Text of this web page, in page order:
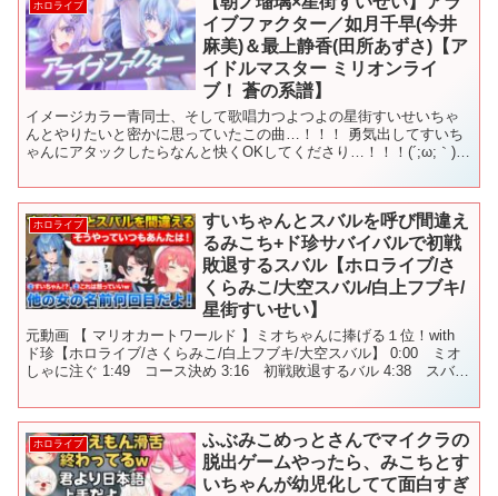
ホロライブ
イブファクター／如月千早(今井
麻美)＆最上静香(田所あずさ)【ア
イドルマスター ミリオンライ
ブ！ 蒼の系譜】
イメージカラー青同士、そして歌唱力つよつよの星街すいせいちゃ
んとやりたいと密かに思っていたこの曲…！！！ 勇気出してすいち
ゃんにアタックしたらなんと快くOKしてくださり…！！！(´;ω;｀)
ホロライブ
すいちゃんとスバルを呼び間違え
るみこち+ド珍サバイバルで初戦
敗退するスバル【ホロライブ/さ
くらみこ/大空スバル/白上フブキ/
星街すいせい】
元動画 【 マリオカートワールド 】ミオちゃんに捧げる１位！with
ド珍【ホロライブ/さくらみこ/白上フブキ/大空スバル】 0:00 ミオ
しゃに注ぐ 1:49 コース決め 3:16 初戦敗退するバル 4:38 スバっ
ホロライブ
ふぶみこめっとさんでマイクラの
脱出ゲームやったら、みこちとす
いちゃんが幼児化してて面白すぎ